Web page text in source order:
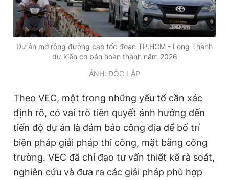
0906 645 777 0908 780 404
Đặt báo Quảng cáo RSS Tòa soạn Chính sách bảo
Tổng biên tập: Nguyễn Ngọc Toàn
Phó tổng biên tập: Lâm Hiếu Dũng
Giấy phép xuất bản số 110/GP - BTTTT cấp ngày 24.3.2020
© 2003-2026 Bản quyền thuộc về Báo Thanh Niên. Cấm sao
chép dưới mọi hình thức nếu không có sự chấp thuận bằng văn
bản. Phát triển bởi ePi Technologies, JSC.
Dự án mở rộng đường cao tốc đoạn TP.HCM - Long Thành
dự kiến cơ bản hoàn thành năm 2026
ẢNH: ĐỘC LẬP
Theo VEC, một trong những yếu tố cần xác
định rõ, có vai trò tiên quyết ảnh hưởng đến
tiến độ dự án là đảm bảo công địa để bố trí
biện pháp giải pháp thi công, mặt bằng công
trường. VEC đã chỉ đạo tư vấn thiết kế rà soát,
nghiên cứu và đưa ra các giải pháp phù hợp